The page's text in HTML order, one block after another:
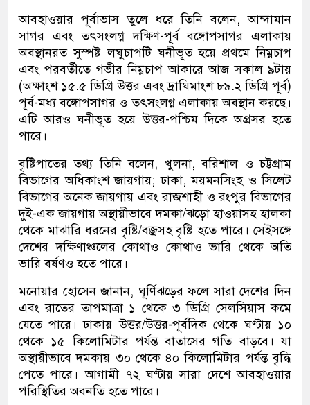
আবহাওয়ার পূর্বাভাস তুলে ধরে তিনি বলেন, আন্দামান
সাগর এবং তৎসংলগ্ন দক্ষিণ-পূর্ব বঙ্গোপসাগর এলাকায়
অবস্থানরত সুস্পষ্ট লঘুচাপটি ঘনীভূত হয়ে প্রথমে নিম্নচাপ
এবং পরবর্তীতে গভীর নিম্নচাপ আকারে আজ সকাল ৯টায়
(অক্ষাংশ ১৫.৫ ডিগ্রি উত্তর এবং দ্রাঘিমাংশ ৮৯.২ ডিগ্রি পূর্ব)
পূর্ব-মধ্য বঙ্গোপসাগর ও তৎসংলগ্ন এলাকায় অবস্থান করছে।
এটি আরও ঘনীভূত হয়ে উত্তর-পশ্চিম দিকে অগ্রসর হতে
পারে।
বৃষ্টিপাতের তথ্য তিনি বলেন, খুলনা, বরিশাল ও চট্টগ্রাম
বিভাগের অধিকাংশ জায়গায়; ঢাকা, ময়মনসিংহ ও সিলেট
বিভাগের অনেক জায়গায় এবং রাজশাহী ও রংপুর বিভাগের
দুই-এক জায়গায় অস্থায়ীভাবে দমকা/ঝড়ো হাওয়াসহ হালকা
থেকে মাঝারি ধরনের বৃষ্টি/বজ্রসহ বৃষ্টি হতে পারে। সেইসঙ্গে
দেশের দক্ষিণাঞ্চলের কোথাও কোথাও ভারি থেকে অতি
ভারি বর্ষণও হতে পারে।
মনোয়ার হোসেন জানান, ঘূর্ণিঝড়ের ফলে সারা দেশের দিন
এবং রাতের তাপমাত্রা ১ থেকে ৩ ডিগ্রি সেলসিয়াস কমে
যেতে পারে। ঢাকায় উত্তর/উত্তর-পূর্বদিক থেকে ঘণ্টায় ১০
থেকে ১৫ কিলোমিটার পর্যন্ত বাতাসের গতি বাড়বে। যা
অস্থায়ীভাবে দমকায় ৩০ থেকে ৪০ কিলোমিটার পর্যন্ত বৃদ্ধি
পেতে পারে। আগামী ৭২ ঘণ্টায় সারা দেশে আবহাওয়ার
পরিস্থিতির অবনতি হতে পারে।